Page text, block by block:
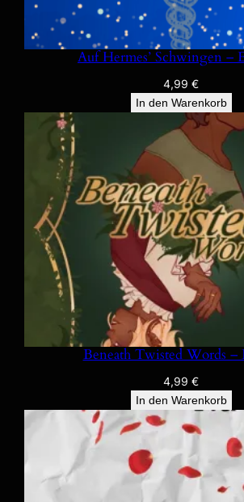
Auf Hermes’ Schwingen –
4,99 €
In den Warenkorb
Beneath Twisted Words –
4,99 €
In den Warenkorb